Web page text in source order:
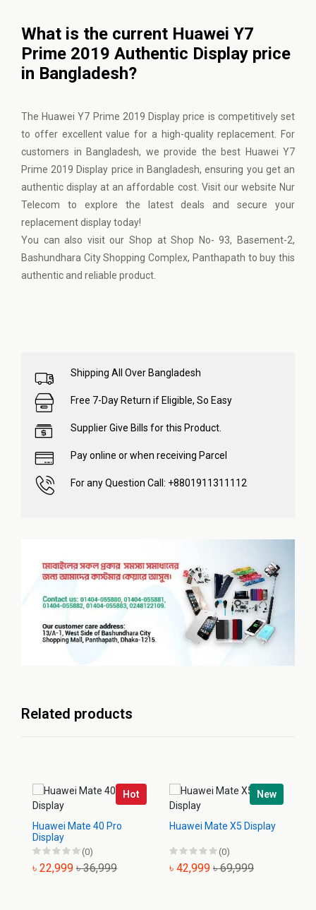
What is the current Huawei Y7
Prime 2019 Authentic Display price
in Bangladesh?
The Huawei Y7 Prime 2019 Display price is competitively set
to offer excellent value for a high-quality replacement. For
customers in Bangladesh, we provide the best Huawei Y7
Prime 2019 Display price in Bangladesh, ensuring you get an
authentic display at an affordable cost. Visit our website Nur
Telecom to explore the latest deals and secure your
replacement display today!
You can also visit our Shop at Shop No- 93, Basement-2,
Bashundhara City Shopping Complex, Panthapath to buy this
authentic and reliable product.
Shipping All Over Bangladesh
Free 7-Day Return if Eligible, So Easy
Supplier Give Bills for this Product.
Pay online or when receiving Parcel
For any Question Call: +8801911311112
Related products
Hot
Huawei Mate 40 Pro
Display
(0)
৳ 22,999 ৳ 36,999
New
Huawei Mate X5 Display
(0)
৳ 42,999 ৳ 69,999